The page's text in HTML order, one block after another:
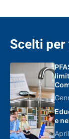
Scelti per
e